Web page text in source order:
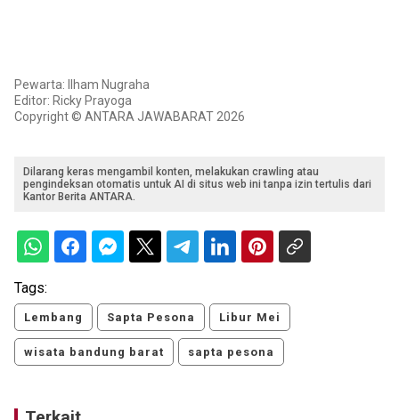
Pewarta: Ilham Nugraha
Editor: Ricky Prayoga
Copyright © ANTARA JAWABARAT 2026
Dilarang keras mengambil konten, melakukan crawling atau
pengindeksan otomatis untuk AI di situs web ini tanpa izin tertulis dari
Kantor Berita ANTARA.
Tags:
Lembang Sapta Pesona Libur Mei
wisata bandung barat sapta pesona